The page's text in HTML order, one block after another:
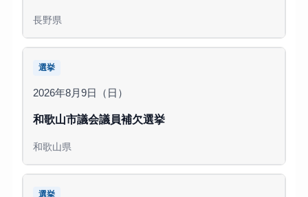
長野県
選挙
2026年8月9日（日）
和歌山市議会議員補欠選挙
和歌山県
選挙